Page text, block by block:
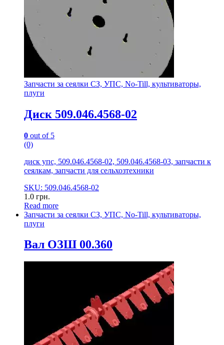
Запчасти за сеялки СЗ, УПС, No-Till, культиваторы,
плуги
Диск 509.046.4568-02
0 out of 5
(0)
диск упс, 509.046.4568-02, 509.046.4568-03, запчасти к
сеялкам, запчасти для сельхозтехники
SKU: 509.046.4568-02
1.0 грн.
Read more
Запчасти за сеялки СЗ, УПС, No-Till, культиваторы,
плуги
Вал ОЗШ 00.360